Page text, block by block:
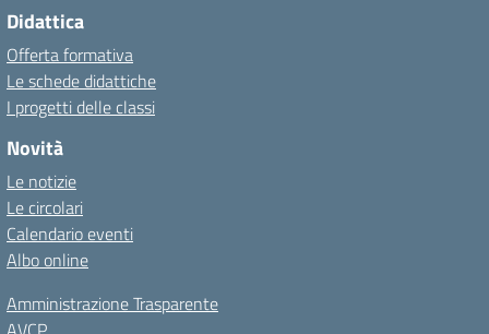
Didattica
Offerta formativa
Le schede didattiche
I progetti delle classi
Novità
Le notizie
Le circolari
Calendario eventi
Albo online
Amministrazione Trasparente